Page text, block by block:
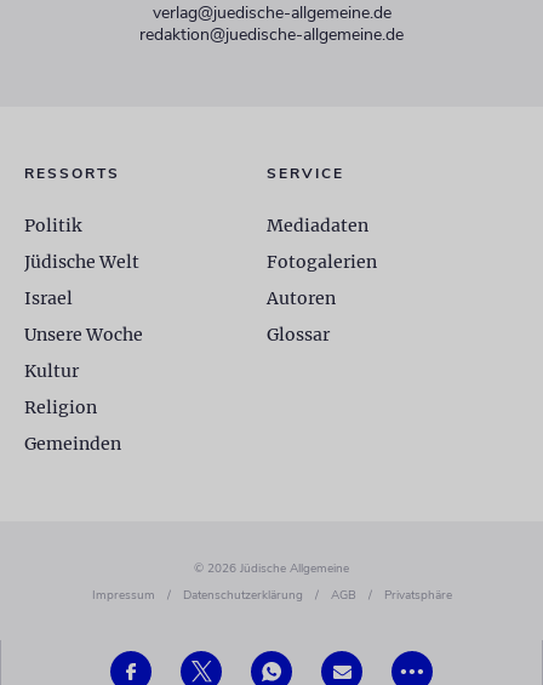
•••
verlag@juedische-allgemeine.de
redaktion@juedische-allgemeine.de
RESSORTS
Politik
Jüdische Welt
Israel
Unsere Woche
Kultur
Religion
Gemeinden
SERVICE
Mediadaten
Fotogalerien
Autoren
Glossar
© 2026 Jüdische Allgemeine
Impressum
/ Datenschutzerklärung / AGB / Privatsphäre